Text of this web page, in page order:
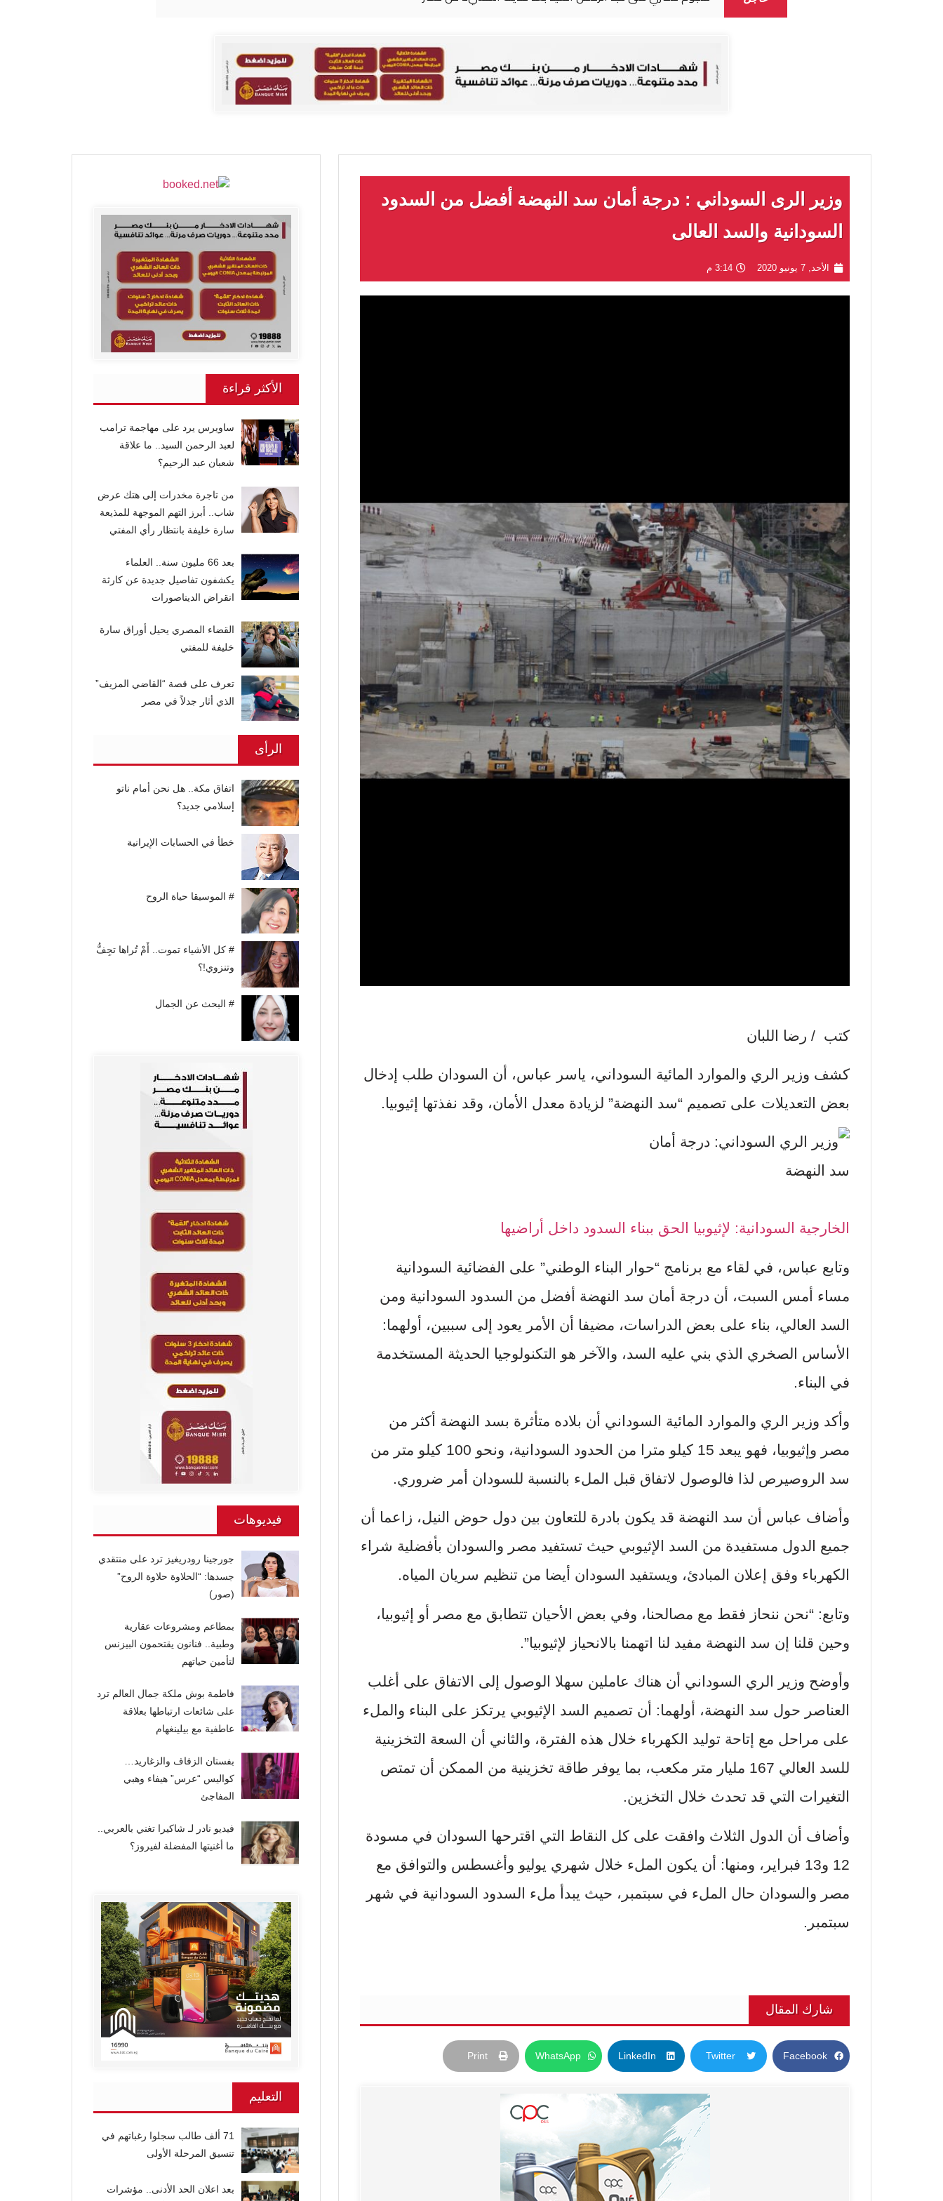
وزير الرى السوداني : درجة أمان سد النهضة أفضل من السدود
السودانية والسد العالى
الأحد, 7 يونيو 2020 3:14 م
كتب / رضا اللبان
كشف وزير الري والموارد المائية السوداني، ياسر عباس، أن السودان طلب إدخال
بعض التعديلات على تصميم “سد النهضة” لزيادة معدل الأمان، وقد نفذتها إثيوبيا.
سد النهضة
الخارجية السودانية: لإثيوبيا الحق ببناء السدود داخل أراضيها
وتابع عباس، في لقاء مع برنامج “حوار البناء الوطني” على الفضائية السودانية
مساء أمس السبت، أن درجة أمان سد النهضة أفضل من السدود السودانية ومن
السد العالي، بناء على بعض الدراسات، مضيفا أن الأمر يعود إلى سببين، أولهما:
الأساس الصخري الذي بني عليه السد، والآخر هو التكنولوجيا الحديثة المستخدمة
في البناء.
وأكد وزير الري والموارد المائية السوداني أن بلاده متأثرة بسد النهضة أكثر من
مصر وإثيوبيا، فهو يبعد 15 كيلو مترا من الحدود السودانية، ونحو 100 كيلو متر من
سد الروصيرص لذا فالوصول لاتفاق قبل الملء بالنسبة للسودان أمر ضروري.
وأضاف عباس أن سد النهضة قد يكون بادرة للتعاون بين دول حوض النيل، زاعما أن
جميع الدول مستفيدة من السد الإثيوبي حيث تستفيد مصر والسودان بأفضلية شراء
الكهرباء وفق إعلان المبادئ، ويستفيد السودان أيضا من تنظيم سريان المياه.
وتابع: “نحن ننحاز فقط مع مصالحنا، وفي بعض الأحيان تتطابق مع مصر أو إثيوبيا،
وحين قلنا إن سد النهضة مفيد لنا اتهمنا بالانحياز لإثيوبيا”.
وأوضح وزير الري السوداني أن هناك عاملين سهلا الوصول إلى الاتفاق على أغلب
العناصر حول سد النهضة، أولهما: أن تصميم السد الإثيوبي يرتكز على البناء والملء
على مراحل مع إتاحة توليد الكهرباء خلال هذه الفترة، والثاني أن السعة التخزينية
للسد العالي 167 مليار متر مكعب، بما يوفر طاقة تخزينية من الممكن أن تمتص
التغيرات التي قد تحدث خلال التخزين.
وأضاف أن الدول الثلاث وافقت على كل النقاط التي اقترحها السودان في مسودة
12 و13 فبراير، ومنها: أن يكون الملء خلال شهري يوليو وأغسطس والتوافق مع
مصر والسودان حال الملء في سبتمبر، حيث يبدأ ملء السدود السودانية في شهر
سبتمبر.
شارك المقال
Facebook
Twitter
LinkedIn
WhatsApp
Print
الأكثر قراءة
ساويرس يرد على مهاجمة ترامب
لعبد الرحمن السيد.. ما علاقة
شعبان عبد الرحيم؟
من تاجرة مخدرات إلى هتك عرض
شاب.. أبرز التهم الموجهة للمذيعة
سارة خليفة بانتظار رأي المفتي
بعد 66 مليون سنة.. العلماء
يكشفون تفاصيل جديدة عن كارثة
انقراض الديناصورات
القضاء المصري يحيل أوراق سارة
خليفة للمفتي
تعرف على قصة “القاضي المزيف”
الذي أثار جدلاً في مصر
الرأى
اتفاق مكة.. هل نحن أمام ناتو
إسلامي جديد؟
خطأ في الحسابات الإيرانية
# الموسيقا حياة الروح
# كل الأشياء تموت.. أَمْ تُراها تجِفُّ
وتنزوي!؟
# البحث عن الجمال
فيديوهات
جورجينا رودريغيز ترد على منتقدي
جسدها: “الحلاوة حلاوة الروح”
(صور)
بمطاعم ومشروعات عقارية
وطبية.. فنانون يقتحمون البيزنس
لتأمين حياتهم
فاطمة بوش ملكة جمال العالم ترد
على شائعات ارتباطها بعلاقة
عاطفية مع بيلينغهام
بفستان الزفاف والزغاريد…
كواليس “عرس” هيفاء وهبي
المفاجئ
فيديو نادر لـ شاكيرا تغني بالعربي..
ما أغنيتها المفضلة لفيروز؟
التعليم
71 ألف طالب سجلوا رغباتهم في
تنسيق المرحلة الأولى
بعد اعلان الحد الأدنى.. مؤشرات